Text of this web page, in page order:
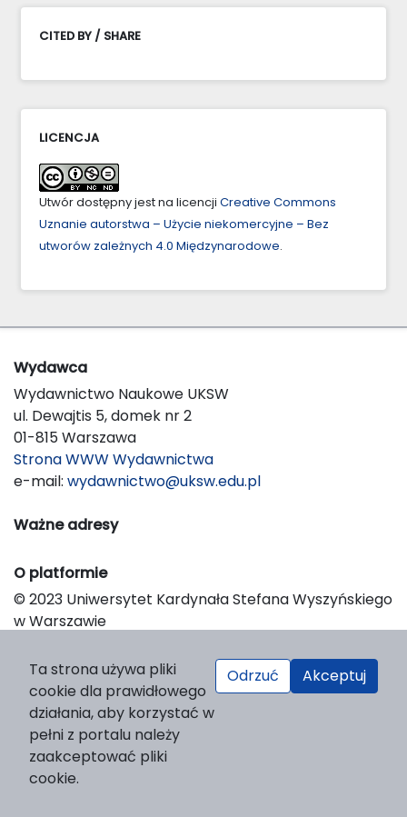
CITED BY / SHARE
LICENCJA
Utwór dostępny jest na licencji Creative Commons
Uznanie autorstwa – Użycie niekomercyjne – Bez
utworów zależnych 4.0 Międzynarodowe.
Wydawca
Wydawnictwo Naukowe UKSW
ul. Dewajtis 5, domek nr 2
01-815 Warszawa
Strona WWW Wydawnictwa
e-mail: wydawnictwo@uksw.edu.pl
Ważne adresy
O platformie
© 2023 Uniwersytet Kardynała Stefana Wyszyńskiego
w Warszawie
Platform & Workflow by OJS/PKP
Ta strona używa pliki
cookie dla prawidłowego
działania, aby korzystać w
pełni z portalu należy
zaakceptować pliki
cookie.
Odrzuć Akceptuj